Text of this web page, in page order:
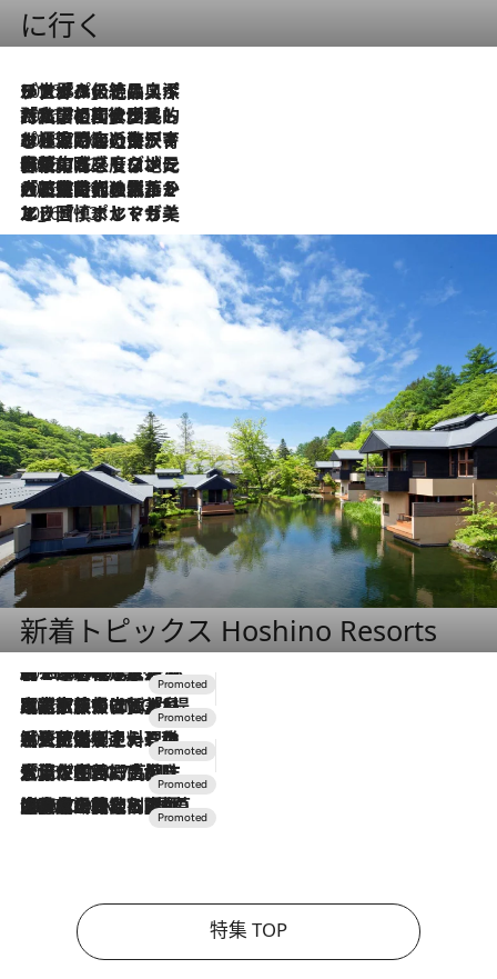
に行く
2026.8.8
リスボンの絶品スイーツ「パステル・デ・ナタ」とは？ポルトガル伝統の奥深い世界へ
2026.7.27
「私の祖国はポルトガル語です」国民的詩人フェルナンド・ペソアと、彼が愛した文学の街を歩く
2026.7.26
ポルトガル近海が育む極上の海の幸。キリリと冷えた白ワインと愉しむ、シーフード専門店の贅沢
2026.7.22
伝統の味をモダンに昇華。高感度な地元客が集う、リスボンの最旬ガストロノミー
2026.7.21
大航海時代の栄華から、震災、独裁、そして革命へ。ポルトガル・首都リスボンの石畳に刻まれた「歴史の光と影」
2026.7.13
エッセイ・ヤマザキマリ「慎ましくも美しき国 ポルトガル」
新着トピックス Hoshino Resorts
2026.8.7
【トンボの足水浴】ヒノキの香りに包まれて涼感マックス！約13℃の湧水かけ流しを避暑地「星野温泉 トンボの湯」で体験
2026.7.31
【ホテル帰省】という選択肢をOMOが提案。家族とほどよい距離を保つには「昼は実家、夜は気兼ねなくホテルで！」
2026.7.24
【夏限定ディナーコース】旬を迎える稚鮎や花ズッキーニなどをイタリア・トスカーナの郷土料理の手法で満喫！
2026.7.17
「土佐和ハーブかき氷」がOMO7高知に登場！生姜、山椒、大葉など目にも舌にも涼を呼ぶ郷土の味
2026.7.10
NEW OPEN！【界 草津】名湯の地に誕生。趣の異なる2種の温泉と上州ならではの会席・蕎麦割烹など美食を味わう究極の癒やし旅
特集 TOP